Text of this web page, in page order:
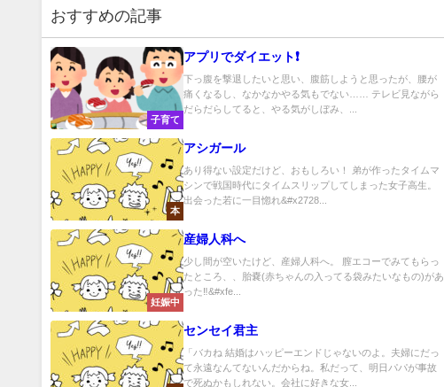
おすすめの記事
子育て
アプリでダイエット❗
下っ腹を撃退したいと思い、腹筋しようと思ったが、腰が
痛くなるし、なかなかやる気もでない…… テレビ見ながら
だらだらしてると、やる気がしぼみ、...
本
アシガール
あり得ない設定だけど、おもしろい！ 弟が作ったタイムマ
シンで戦国時代にタイムスリップしてしまった女子高生。
出会った若に一目惚れ&#x2728...
妊娠中
産婦人科へ
少し間が空いたけど、産婦人科へ。 膣エコーでみてもらっ
たところ、、胎嚢(赤ちゃんの入ってる袋みたいなもの)があ
った‼&#xfe...
センセイ君主
「バカね 結婚はハッピーエンドじゃないのよ。夫婦にだっ
て永遠なんてないんだからね。私だって、明日パパが事故
で死ぬかもしれない。会社に好きな女...